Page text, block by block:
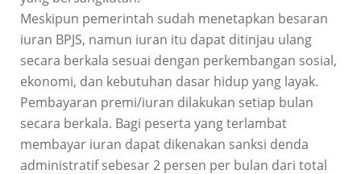
Meskipun pemerintah sudah menetapkan besaran
iuran BPJS, namun iuran itu dapat ditinjau ulang
secara berkala sesuai dengan perkembangan sosial,
ekonomi, dan kebutuhan dasar hidup yang layak.
Pembayaran premi/iuran dilakukan setiap bulan
secara berkala. Bagi peserta yang terlambat
membayar iuran dapat dikenakan sanksi denda
administratif sebesar 2 persen per bulan dari total